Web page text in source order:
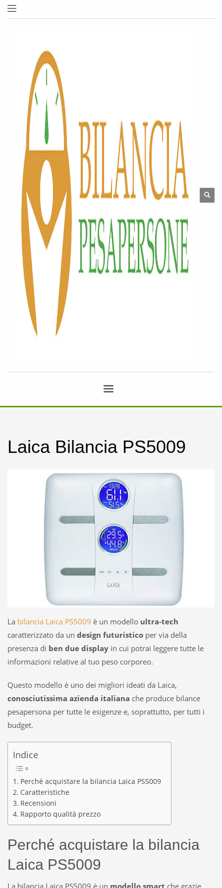
Laica Bilancia PS5009
La bilancia Laica PS5009 è un modello ultra-tech
caratterizzato da un design futuristico per via della
presenza di ben due display in cui potrai leggere tutte le
informazioni relative al tuo peso corporeo.
Questo modello è uno dei migliori ideati da Laica,
conosciutissima azienda italiana che produce bilance
pesapersona per tutte le esigenze e, soprattutto, per tutti i
budget.
Indice
Perché acquistare la bilancia Laica PS5009
Caratteristiche
Recensioni
Rapporto qualità prezzo
Perché acquistare la bilancia
Laica PS5009
La bilancia Laica PS5009 è un modello smart che grazie